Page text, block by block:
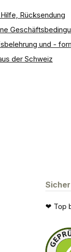
Rücksendung
und -
der Schweiz
❤ Top